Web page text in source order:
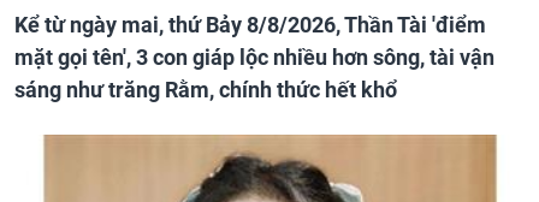
Kể từ ngày mai, thứ Bảy 8/8/2026, Thần Tài 'điểm
mặt gọi tên', 3 con giáp lộc nhiều hơn sông, tài vận
sáng như trăng Rằm, chính thức hết khổ